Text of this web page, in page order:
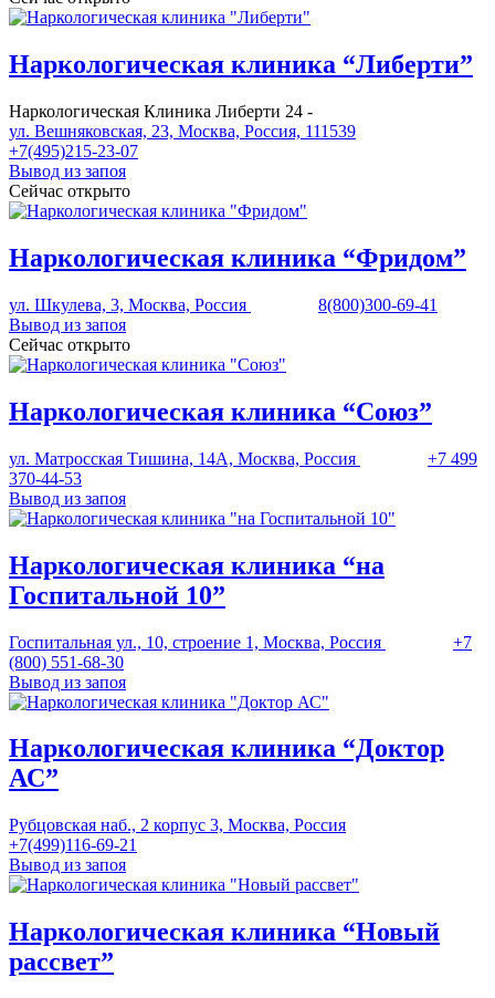
Наркологическая клиника “Либерти”
Наркологическая Клиника Либерти 24 -
ул. Вешняковская, 23, Москва, Россия, 111539
+7(495)215-23-07
Вывод из запоя
Сейчас открыто
Наркологическая клиника “Фридом”
ул. Шкулева, 3, Москва, Россия
8(800)300-69-41
Вывод из запоя
Сейчас открыто
Наркологическая клиника “Союз”
ул. Матросская Тишина, 14А, Москва, Россия
+7 499
370-44-53
Вывод из запоя
Наркологическая клиника “на
Госпитальной 10”
Госпитальная ул., 10, строение 1, Москва, Россия
+7
(800) 551-68-30
Вывод из запоя
Наркологическая клиника “Доктор
АС”
Рубцовская наб., 2 корпус 3, Москва, Россия
+7(499)116-69-21
Вывод из запоя
Наркологическая клиника “Новый
рассвет”